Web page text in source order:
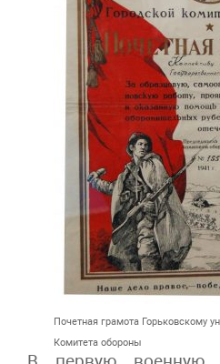
Почетная грамота Горьковскому
Комитета обороны